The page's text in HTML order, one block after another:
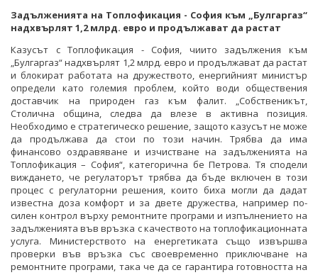
Задълженията на Топлофикация - София към „Булгаргаз“
надхвърлят 1,2 млрд. евро и продължават да растат
Казусът с Топлофикация - София, чиито задължения към
„Булгаргаз“ надхвърлят 1,2 млрд. евро и продължават да растат
и блокират работата на дружеството, енергийният министър
определи като големия проблем, който води обществения
доставчик на природен газ към фалит. „Собственикът,
Столична община, следва да влезе в активна позиция.
Необходимо е стратегическо решение, защото казусът не може
да продължава да стои по този начин. Трябва да има
финансово оздравяване и изчистване на задълженията на
Топлофикация – София“, категорична бе Петрова. Тя сподели
виждането, че регулаторът трябва да бъде включен в този
процес с регулаторни решения, които биха могли да дадат
известна доза комфорт и за двете дружества, например по-
силен контрол върху ремонтните програми и изпълнението на
задълженията във връзка с качеството на топлофикационната
услуга. Министерството на енергетиката също извършва
проверки във връзка със своевременно приключване на
ремонтните програми, така че да се гарантира готовността на